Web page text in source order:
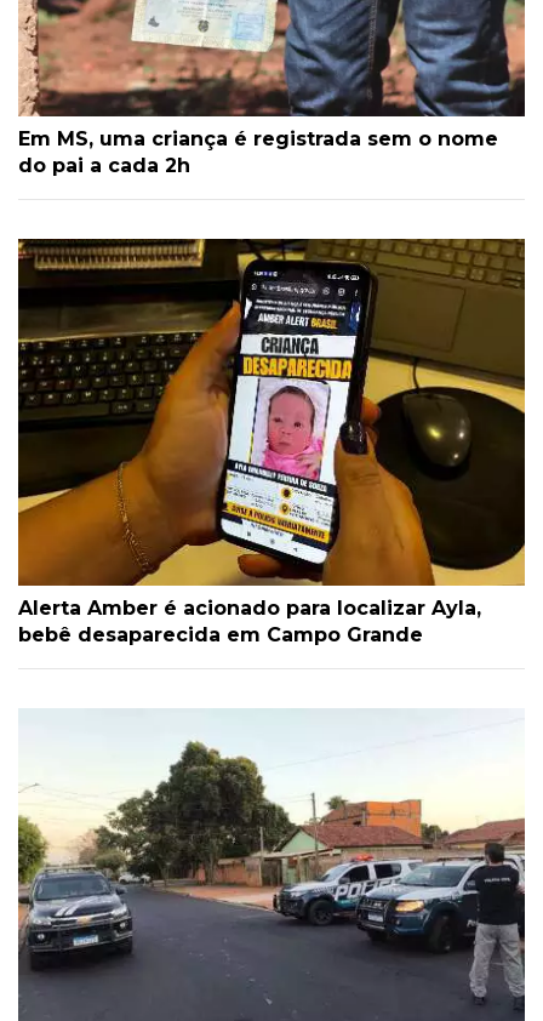
Em MS, uma criança é registrada sem o nome
do pai a cada 2h
Alerta Amber é acionado para localizar Ayla,
bebê desaparecida em Campo Grande